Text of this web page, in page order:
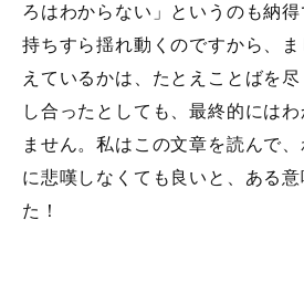
ろはわからない」というのも納
持ちすら揺れ動くのですから、
えているかは、たとえことばを
し合ったとしても、最終的には
ません。私はこの文章を読んで
に悲嘆しなくても良いと、ある
た！